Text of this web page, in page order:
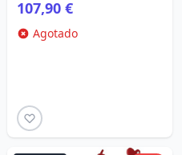
107,90 €
Agotado